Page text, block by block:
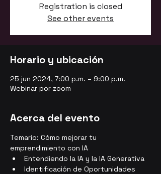
Registration is closed
See other events
Horario y ubicación
25 jun 2024, 7:00 p.m. – 9:00 p.m.
Webinar por zoom
Acerca del evento
Temario: Cómo mejorar tu
emprendimiento con IA
Entendiendo la IA y la IA Generativa
Identificación de Oportunidades